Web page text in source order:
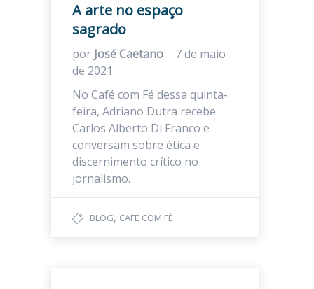
A arte no espaço
sagrado
por José Caetano
7 de maio
de 2021
No Café com Fé dessa quinta-
feira, Adriano Dutra recebe
Carlos Alberto Di Franco e
conversam sobre ética e
discernimento crítico no
jornalismo.
BLOG, CAFÉ COM FÉ